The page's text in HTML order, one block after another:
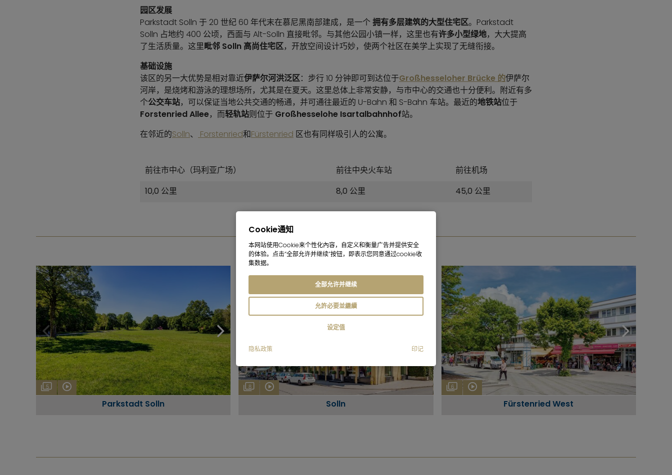
园区发展
Parkstadt Solln 于 20 世纪 60 年代末在慕尼黑南部建成，是一个 拥有多层建筑的大型住宅区。Parkstadt
Solln 占地约 400 公顷，西面与 Alt-Solln 直接毗邻。与其他公园小镇一样，这里也有许多小型绿地，大大提高
了生活质量。这里毗邻 Solln 高尚住宅区，开放空间设计巧妙，使两个社区在美学上实现了无缝衔接。
基础设施
该区的另一大优势是相对靠近伊萨尔河洪泛区：步行 10 分钟即可到达位于Großhesseloher Brücke 的伊萨尔
河岸，是烧烤和游泳的理想场所，尤其是在夏天。这里总体上非常安静，与市中心的交通也十分便利。附近有多
个公交车站，可以保证当地公共交通的畅通，并可通往最近的 U-Bahn 和 S-Bahn 车站。最近的地铁站位于
Forstenried Allee，而轻轨站则位于 Großhesselohe Isartalbahnhof站。
在邻近的Solln、 Forstenried和Fürstenried 区也有同样吸引人的公寓。
前往市中心（玛利亚广场） 前往中央火车站
前往机场
10,0 公里
8,0 公里 45,0 公里
照片画廊
5
Parkstadt Solln
8
Solln
6
Fürstenried West
Cookie通知
本网站使用Cookie来个性化內容，自定义和衡量广告并提供安全
的体验。点击“全部允许并继续”按钮，即表示您同意通过cookie收
集数据。
全部允许并继续
允許必要並繼續
设定值
隐私政策 印记